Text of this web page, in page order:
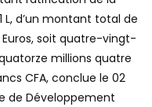
L, d’un montant total de
soit quatre-vingt-
millions quatre
CFA, conclue le 02
de Développement